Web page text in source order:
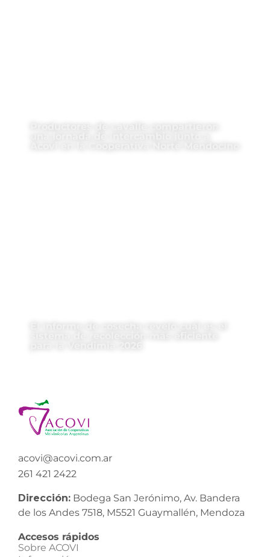
acovi@acovi.com.ar
261 421 2422
Dirección: Bodega San Jerónimo, Av. Bandera
de los Andes 7518, M5521 Guaymallén, Mendoza
Accesos rápidos
Sobre ACOVI